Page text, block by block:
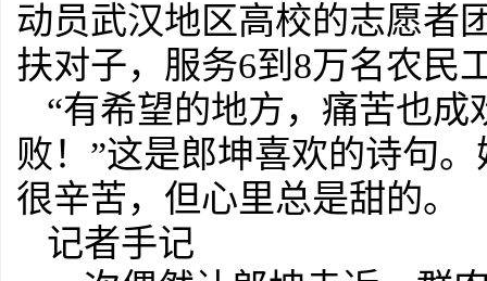
动员武汉地区高校的志愿者
扶对子，服务6到8万名农民
“有希望的地方，痛苦也
败！”这是郎坤喜欢的诗句
很辛苦，但心里总是甜的。
记者手记